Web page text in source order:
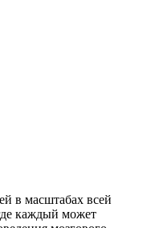
в масштабах всей
каждый может